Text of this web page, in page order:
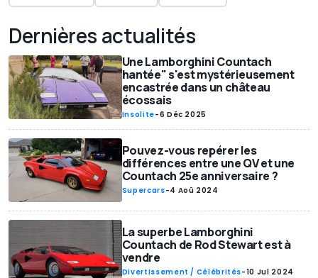
Dernières actualités
Une Lamborghini Countach
hantée" s'est mystérieusement
encastrée dans un château
écossais
Insolite-6 Déc 2025
Pouvez-vous repérer les
différences entre une QV et une
Countach 25e anniversaire ?
Supercars-4 Aoû 2024
La superbe Lamborghini
Countach de Rod Stewart est à
vendre
Divertissement / Célébrités-10 Jul 2024